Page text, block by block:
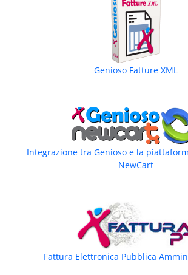
Genioso Fatture XML
Integrazione tra Genioso e la
NewCart
Fattura Elettronica Pubblica